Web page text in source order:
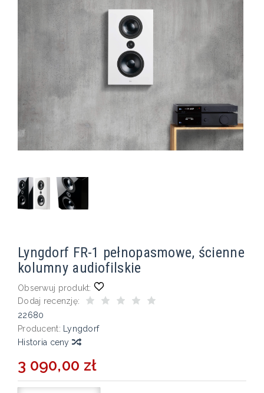
Lyngdorf FR-1 pełnopasmowe, ścienne
kolumny audiofilskie
Obserwuj produkt:
Dodaj recenzję:
22680
Producent:
Lyngdorf
Historia ceny
3 090,00 zł